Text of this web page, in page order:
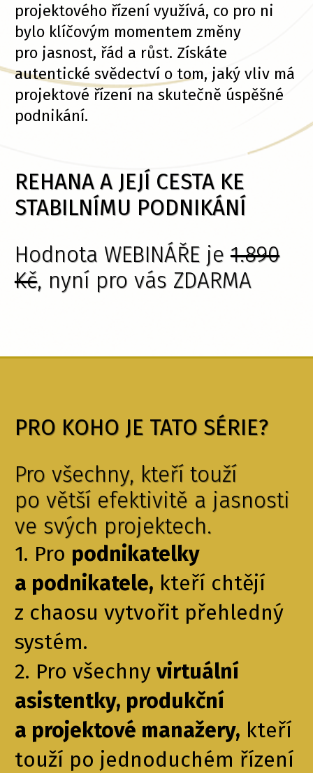
projektového řízení využívá, co pro ni
bylo klíčovým momentem změny
pro jasnost, řád a růst. Získáte
autentické svědectví o tom, jaký vliv má
projektové řízení na skutečně úspěšné
podnikání.
REHANA A JEJÍ CESTA KE
STABILNÍMU PODNIKÁNÍ
Hodnota WEBINÁŘE je1.890
Kč, nyní pro vás ZDARMA
PRO KOHO JE TATO SÉRIE?
Pro všechny, kteří touží
po větší efektivitě a jasnosti
ve svých projektech.
1. Pro podnikatelky
a podnikatele, kteří chtějí
z chaosu vytvořit přehledný
systém.
2. Pro všechny virtuální
asistentky, produkční
a projektové manažery, kteří
touží po jednoduchém řízení